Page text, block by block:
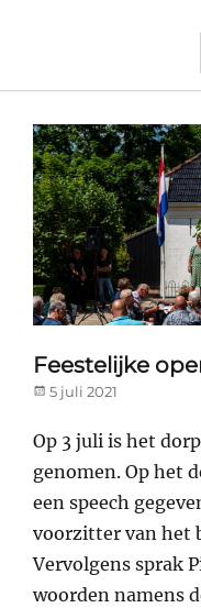
Feestelijke
Posted
5 juli 2021
Op 3 juli is het
genomen. Op het
een speech
voorzitter van het
Vervolgens sprak
woorden namens